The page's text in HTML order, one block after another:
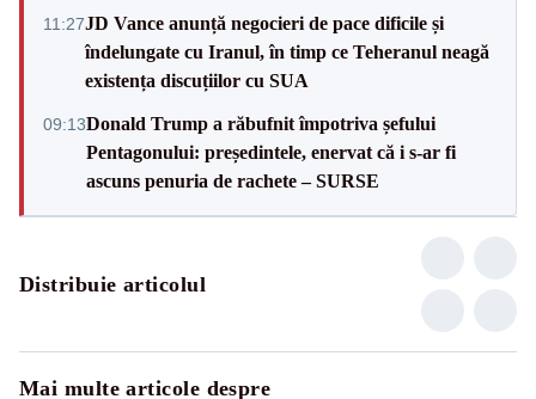
11:27JD Vance anunță negocieri de pace dificile și
îndelungate cu Iranul, în timp ce Teheranul neagă
existența discuțiilor cu SUA
09:13Donald Trump a răbufnit împotriva șefului
Pentagonului: președintele, enervat că i s-ar fi
ascuns penuria de rachete – SURSE
Distribuie articolul
Mai multe articole despre